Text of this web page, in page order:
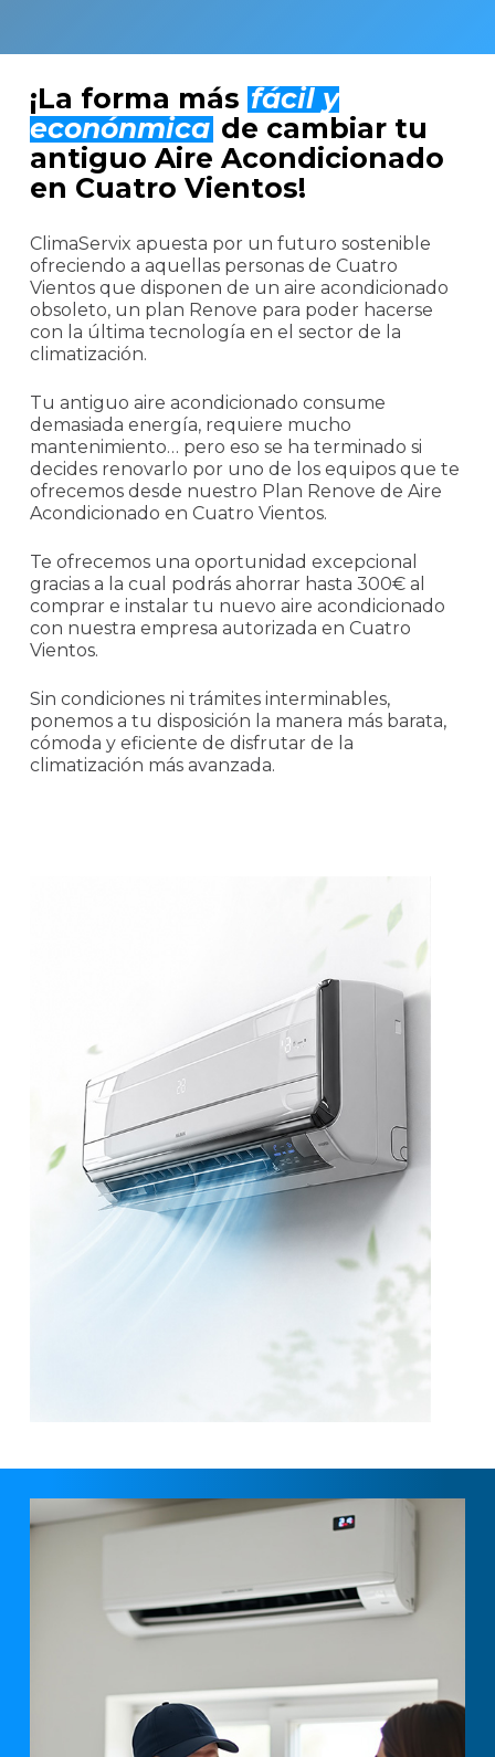
¡La forma más fácil y
econónmica de cambiar tu
antiguo Aire Acondicionado
en Cuatro Vientos!
ClimaServix apuesta por un futuro sostenible
ofreciendo a aquellas personas de Cuatro
Vientos que disponen de un aire acondicionado
obsoleto, un plan Renove para poder hacerse
con la última tecnología en el sector de la
climatización.
Tu antiguo aire acondicionado consume
demasiada energía, requiere mucho
mantenimiento… pero eso se ha terminado si
decides renovarlo por uno de los equipos que te
ofrecemos desde nuestro Plan Renove de Aire
Acondicionado en Cuatro Vientos.
Te ofrecemos una oportunidad excepcional
gracias a la cual podrás ahorrar hasta 300€ al
comprar e instalar tu nuevo aire acondicionado
con nuestra empresa autorizada en Cuatro
Vientos.
Sin condiciones ni trámites interminables,
ponemos a tu disposición la manera más barata,
cómoda y eficiente de disfrutar de la
climatización más avanzada.